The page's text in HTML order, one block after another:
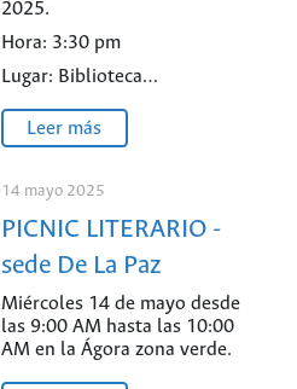
2025.
Hora: 3:30 pm
Lugar: Biblioteca…
Leer más
14 mayo 2025
PICNIC LITERARIO -
sede De La Paz
Miércoles 14 de mayo desde
las 9:00 AM hasta las 10:00
AM en la Ágora zona verde.